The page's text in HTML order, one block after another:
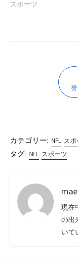
スポーツ
赞
カテゴリー: NFL ス
タグ: NFL スポーツ
現在
の出
いて